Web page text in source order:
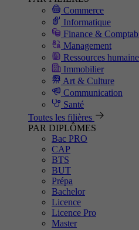
Commerce
Informatique
Finance &
Management
Ressources
Immobilier
Art & Culture
Communication
Santé
Toutes les filières
PAR DIPLÔMES
Bac PRO
CAP
BTS
BUT
Prépa
Bachelor
Licence
Licence Pro
Master